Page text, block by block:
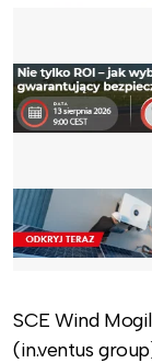
SCE Wind
(in.ventus